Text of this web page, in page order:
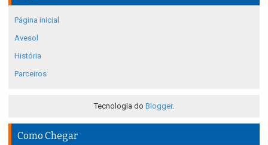
Página inicial
Avesol
História
Parceiros
Tecnologia do Blogger.
Como Chegar